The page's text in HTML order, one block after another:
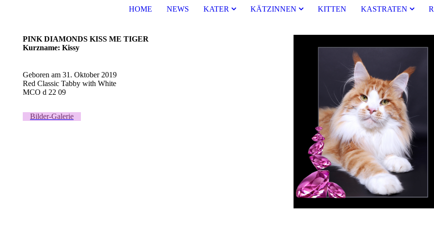
HOME NEWS KATER KÄTZINNEN KITTEN KASTRATEN
PINK DIAMONDS KISS ME TIGER
Kurzname: Kissy
Geboren am 31. Oktober 2019
Red Classic Tabby with White
MCO d 22 09
Bilder-Galerie